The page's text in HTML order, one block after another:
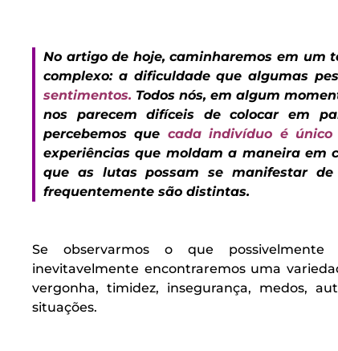
No artigo de hoje, caminharemos em um
complexo: a dificuldade que algumas
sentimentos. Todos nós, em algum
nos parecem difíceis de colocar em
percebemos que cada indivíduo é único
experiências que moldam a maneira em
que as lutas possam se manifestar de
frequentemente são distintas.
Se observarmos o que
inevitavelmente encontraremos uma
vergonha, timidez, insegurança, medos,
situações.